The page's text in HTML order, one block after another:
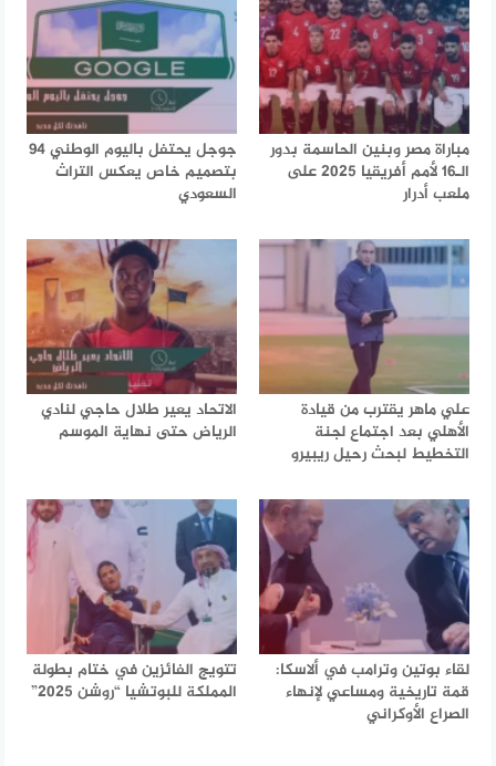
مباراة مصر وبنين الحاسمة بدور
الـ16 لأمم أفريقيا 2025 على
ملعب أدرار
جوجل يحتفل باليوم الوطني 94
بتصميم خاص يعكس التراث
السعودي
علي ماهر يقترب من قيادة
الأهلي بعد اجتماع لجنة
التخطيط لبحث رحيل ريبيرو
الاتحاد يعير طلال حاجي لنادي
الرياض حتى نهاية الموسم
لقاء بوتين وترامب في ألاسكا:
قمة تاريخية ومساعي لإنهاء
الصراع الأوكراني
تتويج الفائزين في ختام بطولة
المملكة للبوتشيا “روشن 2025”